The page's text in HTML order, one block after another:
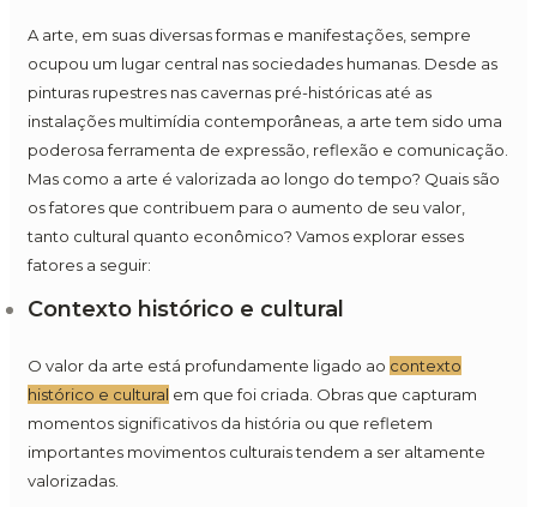
A arte, em suas diversas formas e manifestações, sempre
ocupou um lugar central nas sociedades humanas. Desde as
pinturas rupestres nas cavernas pré-históricas até as
instalações multimídia contemporâneas, a arte tem sido uma
poderosa ferramenta de expressão, reflexão e comunicação.
Mas como a arte é valorizada ao longo do tempo? Quais são
os fatores que contribuem para o aumento de seu valor,
tanto cultural quanto econômico? Vamos explorar esses
fatores a seguir:
Contexto histórico e cultural
O valor da arte está profundamente ligado ao contexto
histórico e cultural em que foi criada. Obras que capturam
momentos significativos da história ou que refletem
importantes movimentos culturais tendem a ser altamente
valorizadas.